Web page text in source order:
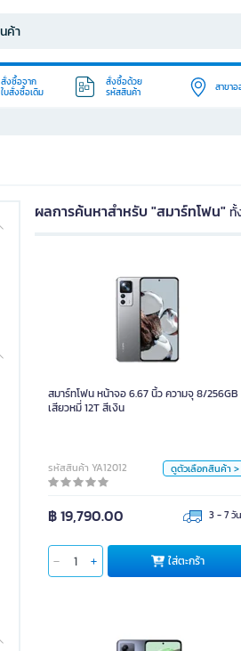
สั่งซื้อจาก
ใบสั่งซื้อเดิม
สั่งซื้อด้วย
รหัสสินค้า
สาขา
ผลการค้นหาสำหรับ "สมาร์ทโฟน"ทั้
สมาร์ทโฟน หน้าจอ 6.67 นิ้ว ความจุ 8/256GB
เสียวหมี่ 12T สีเงิน
รหัสสินค้า YA12012 ดูตัวเลือกสินค้า >
฿ 19,790.00 3 - 7 วัน
ใส่ตะกร้า
สมาร์ทโฟน หน้าจอ 6.67 นิ้ว ความจุ 8/256GB
เสียวหมี่ 12T สีเงิน
หน่วย
ใส่ตะกร้า